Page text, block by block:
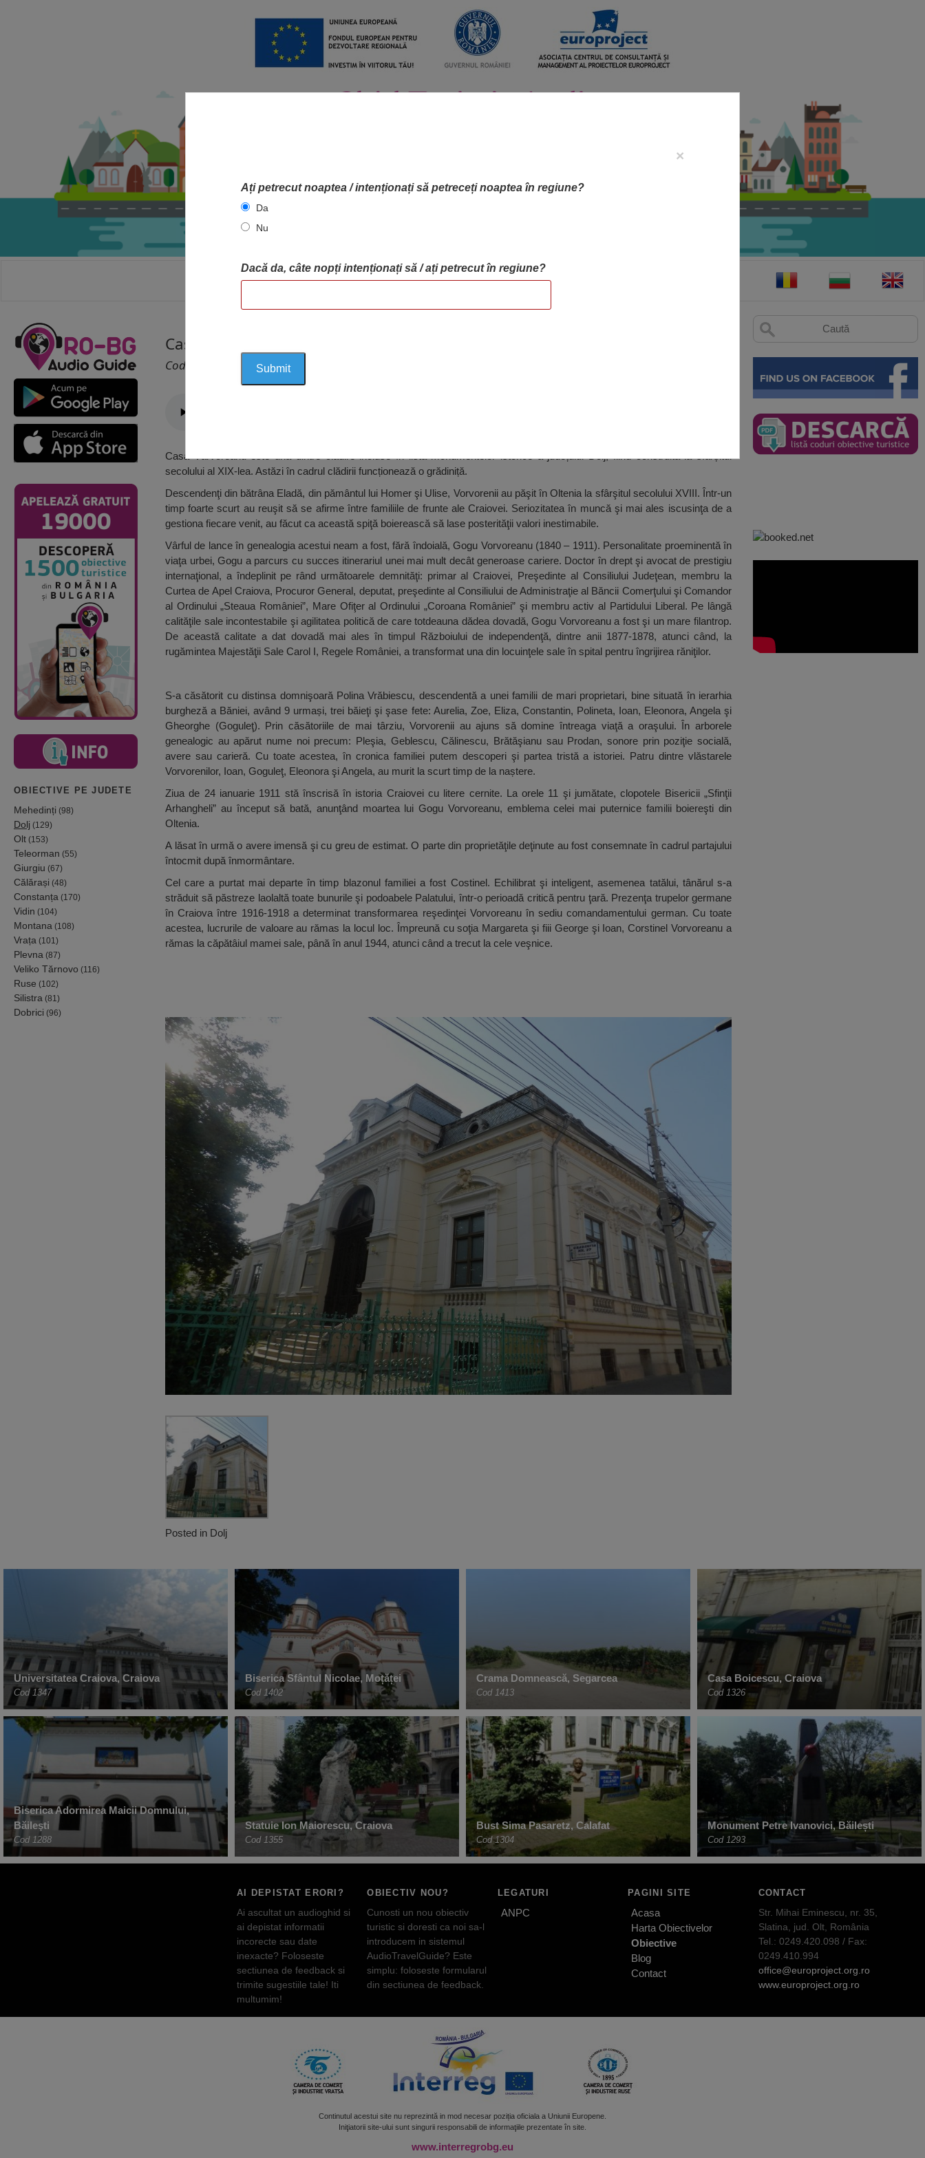
ACASA HARTA OBIECTIVELOR OBIECTIVE
OBIECTIVE PE JUDETE
Mehedinți (98)
Dolj (129)
Olt (153)
Teleorman (55)
Giurgiu (67)
Călărași (48)
Constanța (170)
Vidin (104)
Montana (108)
Vrața (101)
Plevna (87)
Veliko Tărnovo (116)
Ruse (102)
Silistra (81)
Dobrici (96)
Casa Vârvoreanu, Craiova
Cod 1323
Casa Vârvoreanu este una dintre clădire incluse în lista monumentelor istorice a județului Dolj, fiind construită la sfârșitul
secolului al XIX-lea. Astăzi în cadrul clădirii funcționează o grădiniță.
Descendenţi din bătrâna Eladă, din pământul lui Homer şi Ulise, Vorvorenii au păşit în Oltenia la sfârşitul secolului XVIII. Într-un
timp foarte scurt au reuşit să se afirme între familiile de frunte ale Craiovei. Seriozitatea în muncă şi mai ales iscusinţa de a
gestiona fiecare venit, au făcut ca această spiţă boierească să lase posterităţii valori inestimabile.
Vârful de lance în genealogia acestui neam a fost, fără îndoială, Gogu Vorvoreanu (1840 – 1911). Personalitate proeminentă în
viaţa urbei, Gogu a parcurs cu succes itinerariul unei mai mult decât generoase cariere. Doctor în drept şi avocat de prestigiu
internaţional, a îndeplinit pe rând următoarele demnităţi: primar al Craiovei, Preşedinte al Consiliului Judeţean, membru la
Curtea de Apel Craiova, Procuror General, deputat, preşedinte al Consiliului de Administraţie al Băncii Comerţului şi Comandor
al Ordinului „Steaua României”, Mare Ofiţer al Ordinului „Coroana României” şi membru activ al Partidului Liberal. Pe lângă
calităţile sale incontestabile şi agilitatea politică de care totdeauna dădea dovadă, Gogu Vorvoreanu a fost şi un mare filantrop.
De această calitate a dat dovadă mai ales în timpul Războiului de independenţă, dintre anii 1877-1878, atunci când, la
rugămintea Majestăţii Sale Carol I, Regele României, a transformat una din locuinţele sale în spital pentru îngrijirea răniţilor.
S-a căsătorit cu distinsa domnişoară Polina Vrăbiescu, descendentă a unei familii de mari proprietari, bine situată în ierarhia
burgheză a Băniei, având 9 urmași, trei băieţi şi şase fete: Aurelia, Zoe, Eliza, Constantin, Polineta, Ioan, Eleonora, Angela şi
Gheorghe (Goguleţ). Prin căsătoriile de mai târziu, Vorvorenii au ajuns să domine întreaga viaţă a oraşului. În arborele
genealogic au apărut nume noi precum: Pleşia, Geblescu, Călinescu, Brătăşianu sau Prodan, sonore prin poziţie socială,
avere sau carieră. Cu toate acestea, în cronica familiei putem descoperi şi partea tristă a istoriei. Patru dintre vlăstarele
Vorvorenilor, Ioan, Goguleţ, Eleonora şi Angela, au murit la scurt timp de la naștere.
Ziua de 24 ianuarie 1911 stă înscrisă în istoria Craiovei cu litere cernite. La orele 11 şi jumătate, clopotele Bisericii „Sfinţii
Arhangheli” au început să bată, anunţând moartea lui Gogu Vorvoreanu, emblema celei mai puternice familii boiereşti din
Oltenia.
A lăsat în urmă o avere imensă şi cu greu de estimat. O parte din proprietăţile deţinute au fost consemnate în cadrul partajului
întocmit după înmormântare.
Cel care a purtat mai departe în timp blazonul familiei a fost Costinel. Echilibrat şi inteligent, asemenea tatălui, tânărul s-a
străduit să păstreze laolaltă toate bunurile şi podoabele Palatului, într-o perioadă critică pentru ţară. Prezenţa trupelor germane
în Craiova între 1916-1918 a determinat transformarea reşedinţei Vorvoreanu în sediu comandamentului german. Cu toate
acestea, lucrurile de valoare au rămas la locul loc. Împreună cu soţia Margareta şi fiii George şi Ioan, Corstinel Vorvoreanu a
rămas la căpătâiul mamei sale, până în anul 1944, atunci când a trecut la cele veşnice.
×
Ați petrecut noaptea / intenționați să petreceți noaptea în regiune?
Da
Nu
Dacă da, câte nopți intenționați să / ați petrecut în regiune?
Posted in Dolj
Universitatea Craiova, Craiova
Cod 1347
Biserica Sfântul Nicolae, Moțăței
Cod 1402
Crama Domnească, Segarcea
Cod 1413
Casa Boicescu, Craiova
Cod 1326
Biserica Adormirea Maicii Domnului,
Băileşti
Cod 1288
Statuie Ion Maiorescu, Craiova
Cod 1355
Bust Sima Pasaretz, Calafat
Cod 1304
Monument Petre Ivanovici, Băilești
Cod 1293
AI DEPISTAT ERORI?
Ai ascultat un audioghid si
ai depistat informatii
incorecte sau date
inexacte? Foloseste
sectiunea de feedback si
trimite sugestiile tale! Iti
multumim!
OBIECTIV NOU?
Cunosti un nou obiectiv
turistic si doresti ca noi sa-l
introducem in sistemul
AudioTravelGuide? Este
simplu: foloseste formularul
din sectiunea de feedback.
LEGATURI
ANPC
PAGINI SITE
Acasa
Harta Obiectivelor
Obiective
Blog
Contact
CONTACT
Str. Mihai Eminescu, nr. 35,
Slatina, jud. Olt, România
Tel.: 0249.420.098 / Fax:
0249.410.994
office@europroject.org.ro
www.europroject.org.ro
Continutul acestui site nu reprezintă in mod necesar poziția oficiala a Uniunii Europene.
Iniţiatorii site-ului sunt singurii responsabili de informaţiile prezentate în site.
www.interregrobg.eu